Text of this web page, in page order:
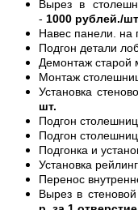
Вырез в
- 1000 рублей./
Навес панели.
Подгон детали
Демонтаж старой
Монтаж
Установка
шт.
Подгон
Подгон
Подгонка и
Установка
Перенос
Вырез в